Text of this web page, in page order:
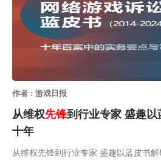
作者 : 游戏日报
从维权先锋到行业专家 盛趣
十年
从维权先锋到行业专家 盛趣以蓝皮书